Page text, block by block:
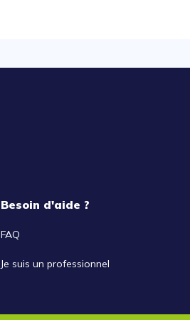
Besoin d'aide ?
FAQ
Je suis un professionnel